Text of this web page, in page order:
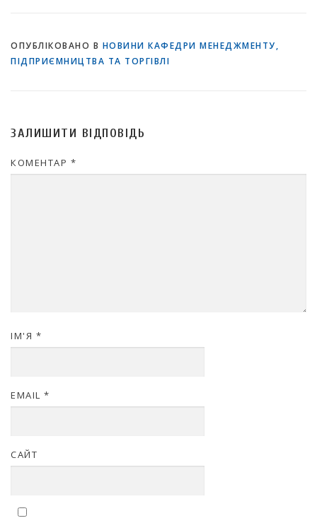
ОПУБЛІКОВАНО В НОВИНИ КАФЕДРИ МЕНЕДЖМЕНТУ,
ПІДПРИЄМНИЦТВА ТА ТОРГІВЛІ
ЗАЛИШИТИ ВІДПОВІДЬ
КОМЕНТАР *
ІМ'Я *
EMAIL *
САЙТ